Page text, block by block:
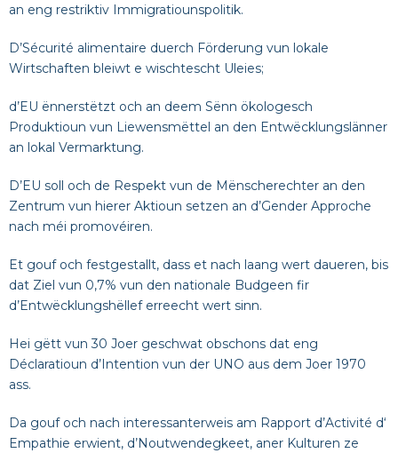
an eng restriktiv Immigratiounspolitik.
D’Sécurité alimentaire duerch Förderung vun lokale
Wirtschaften bleiwt e wischtescht Uleies;
d’EU ënnerstëtzt och an deem Sënn ökologesch
Produktioun vun Liewensmëttel an den Entwëcklungslänner
an lokal Vermarktung.
D’EU soll och de Respekt vun de Mënscherechter an den
Zentrum vun hierer Aktioun setzen an d’Gender Approche
nach méi promovéiren.
Et gouf och festgestallt, dass et nach laang wert daueren, bis
dat Ziel vun 0,7% vun den nationale Budgeen fir
d’Entwëcklungshëllef erreecht wert sinn.
Hei gëtt vun 30 Joer geschwat obschons dat eng
Déclaratioun d’Intention vun der UNO aus dem Joer 1970
ass.
Da gouf och nach interessanterweis am Rapport d’Activité d‘
Empathie erwient, d’Noutwendegkeet, aner Kulturen ze